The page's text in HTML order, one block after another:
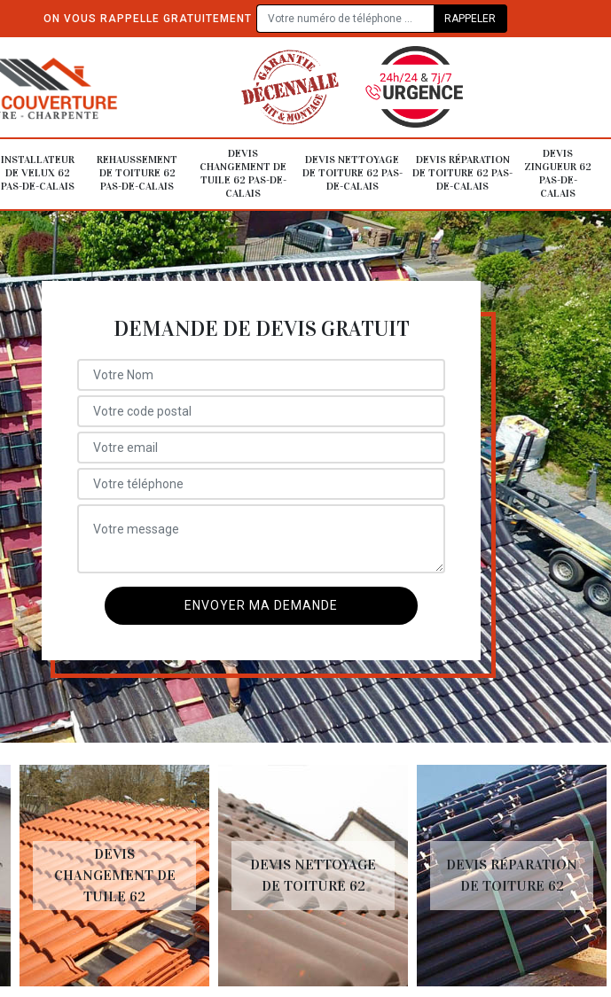
ON VOUS RAPPELLE GRATUITEMENT
INSTALLATEUR
DE VELUX 62
PAS-DE-CALAIS
REHAUSSEMENT
DE TOITURE 62
PAS-DE-CALAIS
DEVIS
CHANGEMENT DE
TUILE 62 PAS-DE-
CALAIS
DEVIS NETTOYAGE
DE TOITURE 62 PAS-
DE-CALAIS
DEVIS RÉPARATION
DE TOITURE 62 PAS-
DE-CALAIS
DEVIS
ZINGUEUR 62
PAS-DE-
CALAIS
DEMANDE DE DEVIS GRATUIT
DEVIS NETTOYAGE
DE TOITURE 62
DEVIS RÉPARATION
DE TOITURE 62
DEVIS ZINGUEUR 62